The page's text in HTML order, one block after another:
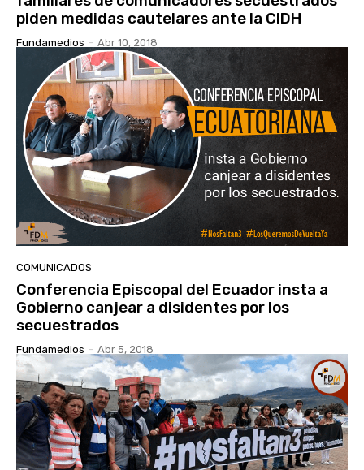
piden medidas cautelares ante la CIDH
Fundamedios - Abr 10, 2018
COMUNICADOS
Conferencia Episcopal del Ecuador insta a
Gobierno canjear a disidentes por los
secuestrados
Fundamedios - Abr 5, 2018